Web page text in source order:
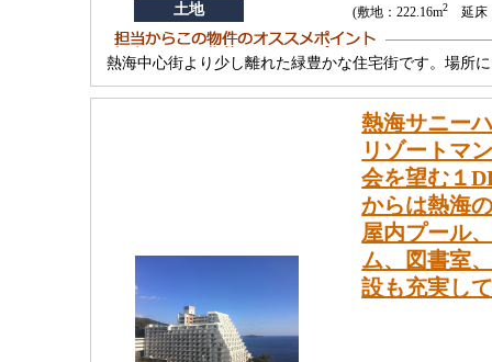
土地 (敷地：222.16m2延床
熱海中心街より少し離れた緑豊かな住宅街です。場所
熱海サニー
リゾートマ
会を望む１
からは熱海
屋内プール
ム、図書室
設も充実し